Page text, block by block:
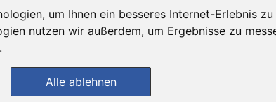
um Ihnen ein besseres Internet-Erlebnis
nutzen wir außerdem, um Ergebnisse zu
Alle ablehnen